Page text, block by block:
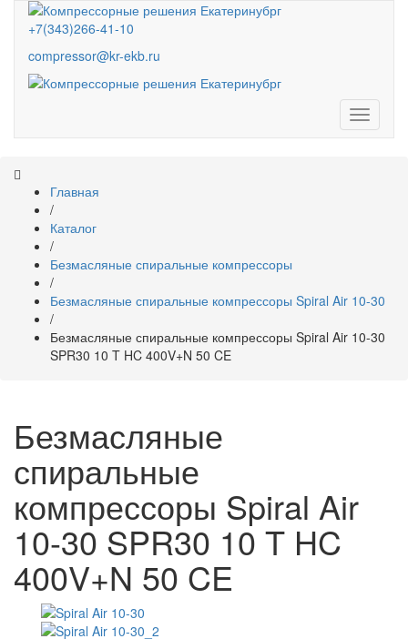
+7(343)266-41-10
compressor@kr-ekb.ru
Главная
/
Каталог
/
Безмасляные спиральные компрессоры
/
Безмасляные спиральные компрессоры Spiral Air 10-30
/
Безмасляные спиральные компрессоры Spiral Air 10-30
SPR30 10 T HC 400V+N 50 CE
Безмасляные
спиральные
компрессоры Spiral Air
10-30 SPR30 10 T HC
400V+N 50 CE